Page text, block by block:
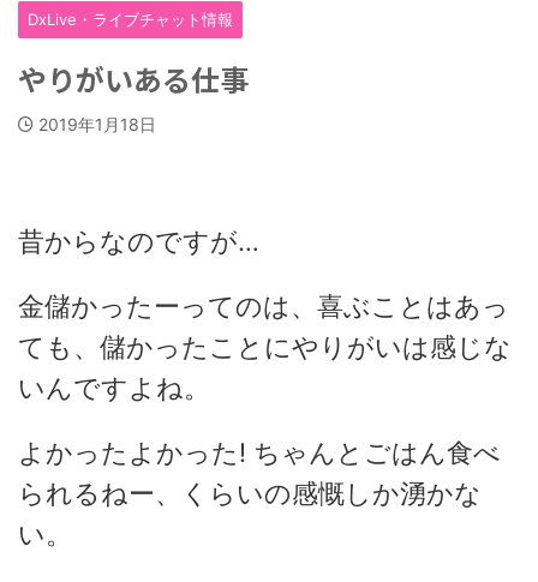
DxLive・ライブチャット情報
やりがいある仕事
2019年1月18日
昔からなのですが…
金儲かったーってのは、喜ぶことはあっ
ても、儲かったことにやりがいは感じな
いんですよね。
よかったよかった! ちゃんとごはん食べ
られるねー、くらいの感慨しか湧かな
い。